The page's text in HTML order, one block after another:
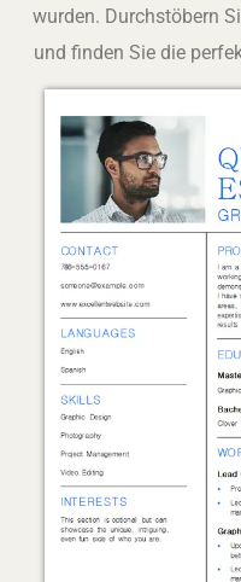
wurden. Durchstöbern
und finden Sie die